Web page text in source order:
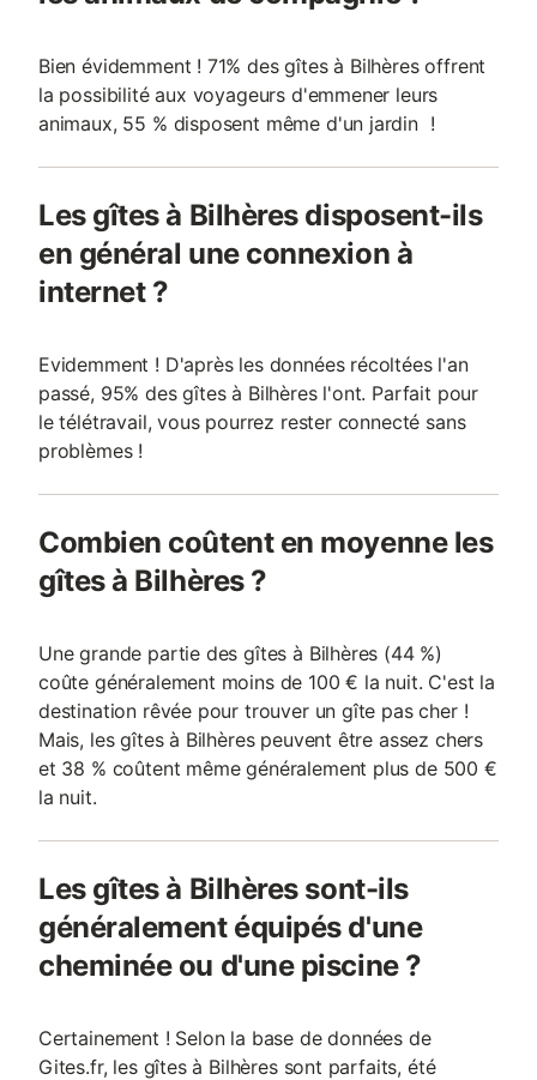
Bien évidemment ! 71% des gîtes à Bilhères offrent
la possibilité aux voyageurs d'emmener leurs
animaux, 55 % disposent même d'un jardin !
Les gîtes à Bilhères disposent-ils
en général une connexion à
internet ?
Evidemment ! D'après les données récoltées l'an
passé, 95% des gîtes à Bilhères l'ont. Parfait pour
le télétravail, vous pourrez rester connecté sans
problèmes !
Combien coûtent en moyenne les
gîtes à Bilhères ?
Une grande partie des gîtes à Bilhères (44 %)
coûte généralement moins de 100 € la nuit. C'est la
destination rêvée pour trouver un gîte pas cher !
Mais, les gîtes à Bilhères peuvent être assez chers
et 38 % coûtent même généralement plus de 500 €
la nuit.
Les gîtes à Bilhères sont-ils
généralement équipés d'une
cheminée ou d'une piscine ?
Certainement ! Selon la base de données de
Gites.fr, les gîtes à Bilhères sont parfaits, été